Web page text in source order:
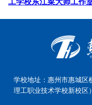
学校地址：惠州市惠城区
理工职业技术学校新校区）